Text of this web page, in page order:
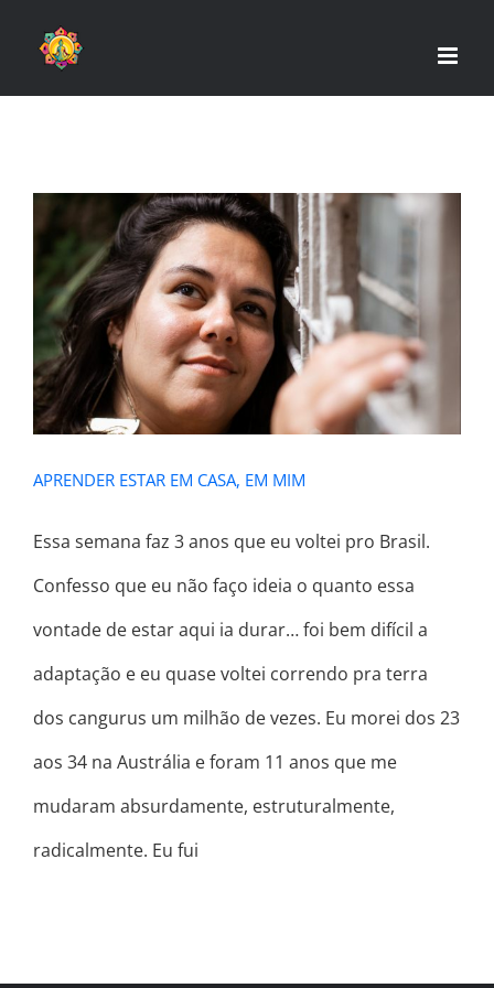
APRENDER ESTAR EM CASA, EM MIM
APRENDER ESTAR EM CASA, EM MIM
Essa semana faz 3 anos que eu voltei pro Brasil.
Confesso que eu não faço ideia o quanto essa
vontade de estar aqui ia durar… foi bem difícil a
adaptação e eu quase voltei correndo pra terra
dos cangurus um milhão de vezes. Eu morei dos 23
aos 34 na Austrália e foram 11 anos que me
mudaram absurdamente, estruturalmente,
radicalmente. Eu fui